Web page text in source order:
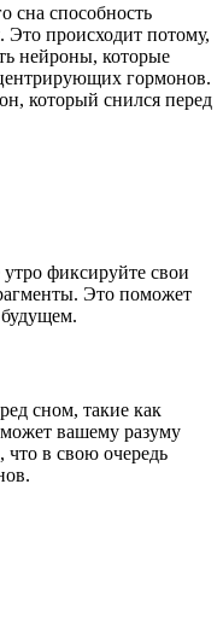
сна способность
происходит потому,
нейроны, которые
гормонов.
который снился перед
фиксируйте свои
Это поможет
сном, такие как
вашему разуму
что в свою очередь